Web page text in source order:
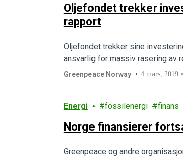
Oljefondet trekker
rapport
Oljefondet trekker sine
ansvarlig for massiv rasering av
Greenpeace Norway 4 mars, 2019
Energi fossilenergi finans
Norge finansierer
Greenpeace og andre